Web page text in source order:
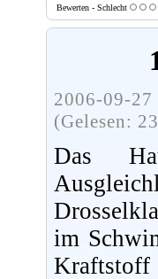
Bewerten - Schlecht
2006-09-
(Gelesen:
Das
im